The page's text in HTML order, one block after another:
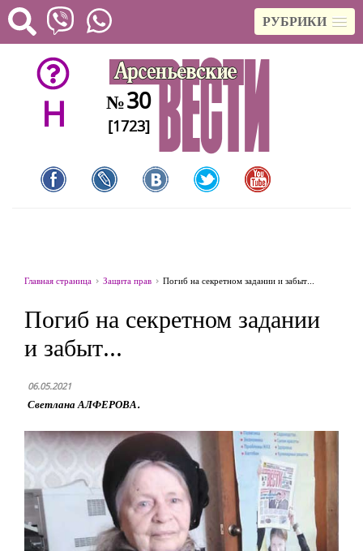
РУБРИКИ
H №30
[1723]
Главная страница Защита прав Погиб на секретном задании и забыт...
Погиб на секретном задании
и забыт...
06.05.2021
Светлана АЛФЕРОВА.